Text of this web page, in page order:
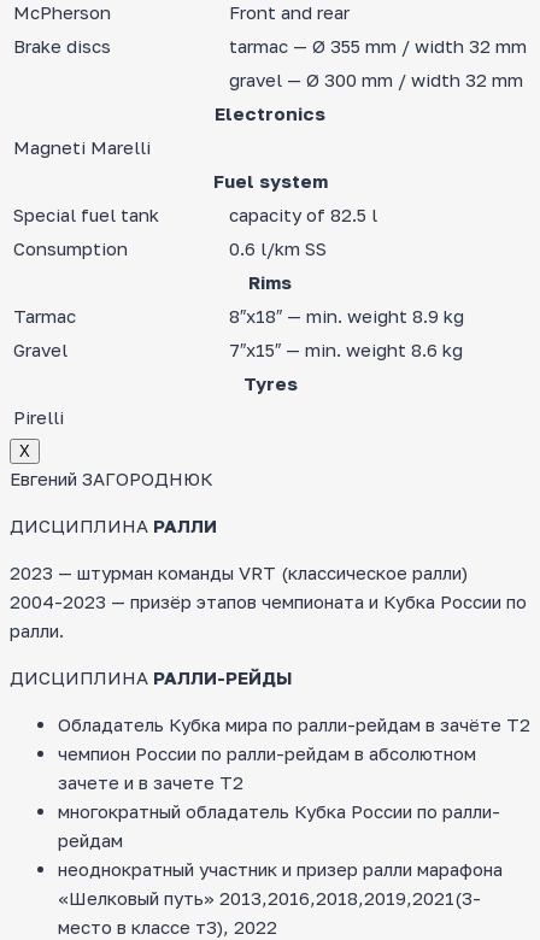
McPherson
Front and rear
Brake discs
tarmac — Ø 355 mm / width 32 mm
gravel — Ø 300 mm / width 32 mm
Electronics
Magneti Marelli
Fuel system
Special fuel tank
capacity of 82.5 l
Consumption
0.6 l/km SS
Rims
Tarmac
8″x18″ — min. weight 8.9 kg
Gravel
7″x15″ — min. weight 8.6 kg
Tyres
Pirelli
Х
Евгений ЗАГОРОДНЮК
ДИСЦИПЛИНА РАЛЛИ
2023 — штурман команды VRT (классическое ралли)
2004-2023 — призёр этапов чемпионата и Кубка России по
ралли.
ДИСЦИПЛИНА РАЛЛИ-РЕЙДЫ
Обладатель Кубка мира по ралли-рейдам в зачёте Т2
чемпион России по ралли-рейдам в абсолютном
зачете и в зачете Т2
многократный обладатель Кубка России по ралли-
рейдам
неоднократный участник и призер ралли марафона
«Шелковый путь» 2013,2016,2018,2019,2021(3-
место в классе т3), 2022